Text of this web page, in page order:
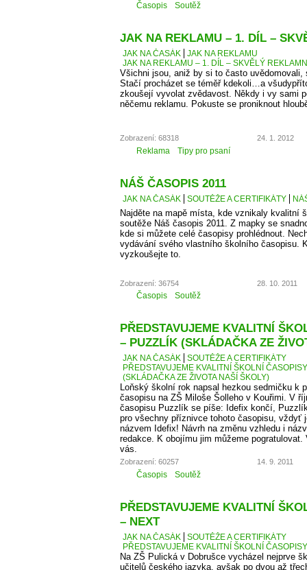
Časopis Soutěž
JAK NA REKLAMU – 1. DÍL –
JAK NA ČASÁK
JAK NA REKLAMU
JAK NA REKLAMU – 1. DÍL – SKVĚLÝ
Všichni jsou, aniž by si to často
Stačí procházet se téměř kdekoli…a
zkoušejí vyvolat zvědavost. Někdy i vy sami
něčemu reklamu. Pokuste se proniknout
Zobrazení: 68318 24. 1. 2012
Reklama Tipy pro psaní
NÁŠ ČASOPIS 2011
JAK NA ČASÁK SOUTĚŽE A CERTIFIKÁTY
Najděte na mapě místa, kde vznikaly kvalitní
soutěže Náš časopis 2011. Z mapky se
kde si můžete celé časopisy prohlédnout.
vydávání svého vlastního školního časopisu.
vyzkoušejte to.
Zobrazení: 36754 28. 10. 2011
Časopis Soutěž
PŘEDSTAVUJEME KVALITNÍ
– PUZZLÍK (SKLÁDAČKA ZE
JAK NA ČASÁK
SOUTĚŽE A CERTIFIKÁTY
PŘEDSTAVUJEME KVALITNÍ ŠKOLNÍ
(SKLÁDAČKA ZE ŽIVOTA NAŠÍ ŠKOLY)
Loňský školní rok napsal hezkou sedmičku k
časopisu na ZŠ Miloše Šolleho v Kouřimi. V
časopisu Puzzlík se píše: Idefix končí,
pro všechny příznivce tohoto časopisu, vždyť
názvem Idefix! Návrh na změnu vzhledu i
redakce. K obojímu jim můžeme
vás.
Zobrazení: 60257 14. 9. 2011
Časopis Soutěž
PŘEDSTAVUJEME KVALITNÍ
– NEXT
JAK NA ČASÁK
SOUTĚŽE A CERTIFIKÁTY
PŘEDSTAVUJEME KVALITNÍ ŠKOLNÍ
Na ZŠ Pulická v Dobrušce vycházel nejprve
učitelů českého jazyka, avšak po dvou až